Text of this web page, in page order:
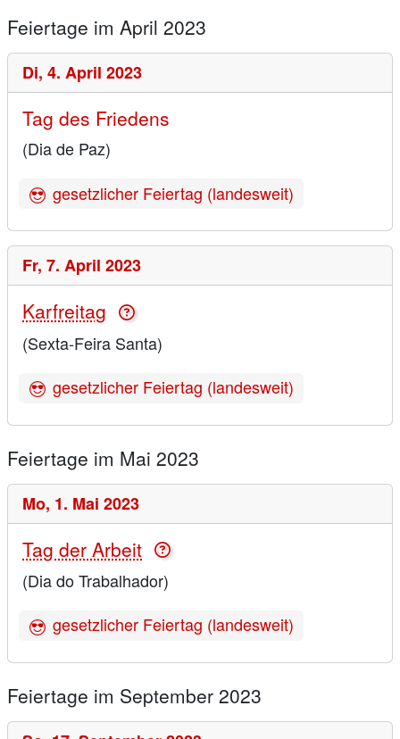
Feiertage im April 2023
Di, 4. April 2023
Tag des Friedens
(Dia de Paz)
gesetzlicher Feiertag (landesweit)
Fr, 7. April 2023
Karfreitag
(Sexta-Feira Santa)
gesetzlicher Feiertag (landesweit)
Feiertage im Mai 2023
Mo, 1. Mai 2023
Tag der Arbeit
(Dia do Trabalhador)
gesetzlicher Feiertag (landesweit)
Feiertage im September 2023